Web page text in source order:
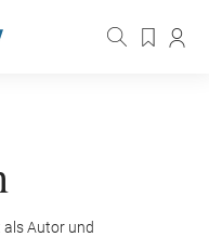
Autor und